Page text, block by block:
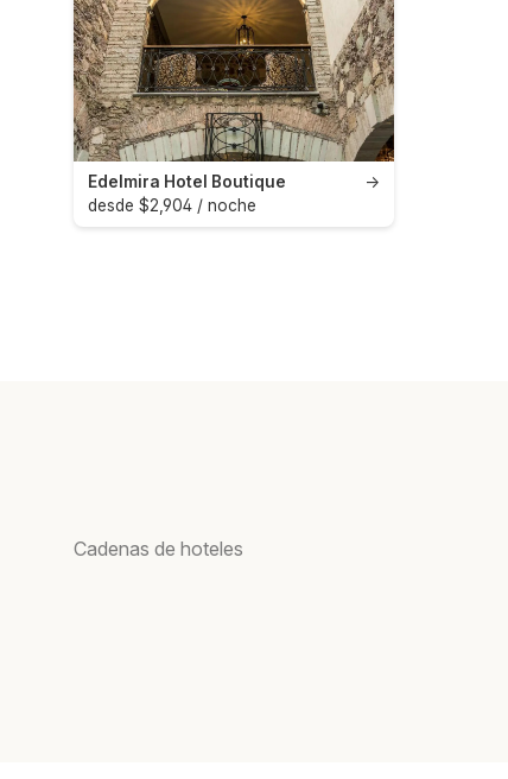
→
Edelmira Hotel Boutique
desde $2,904 / noche
Cadenas de hoteles